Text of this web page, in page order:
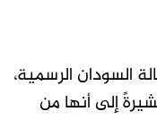
السودان الرسمية،
إلى أنها من